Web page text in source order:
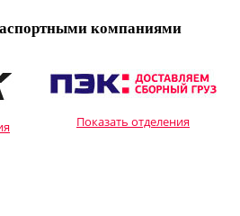
компаниями
Показать отделения